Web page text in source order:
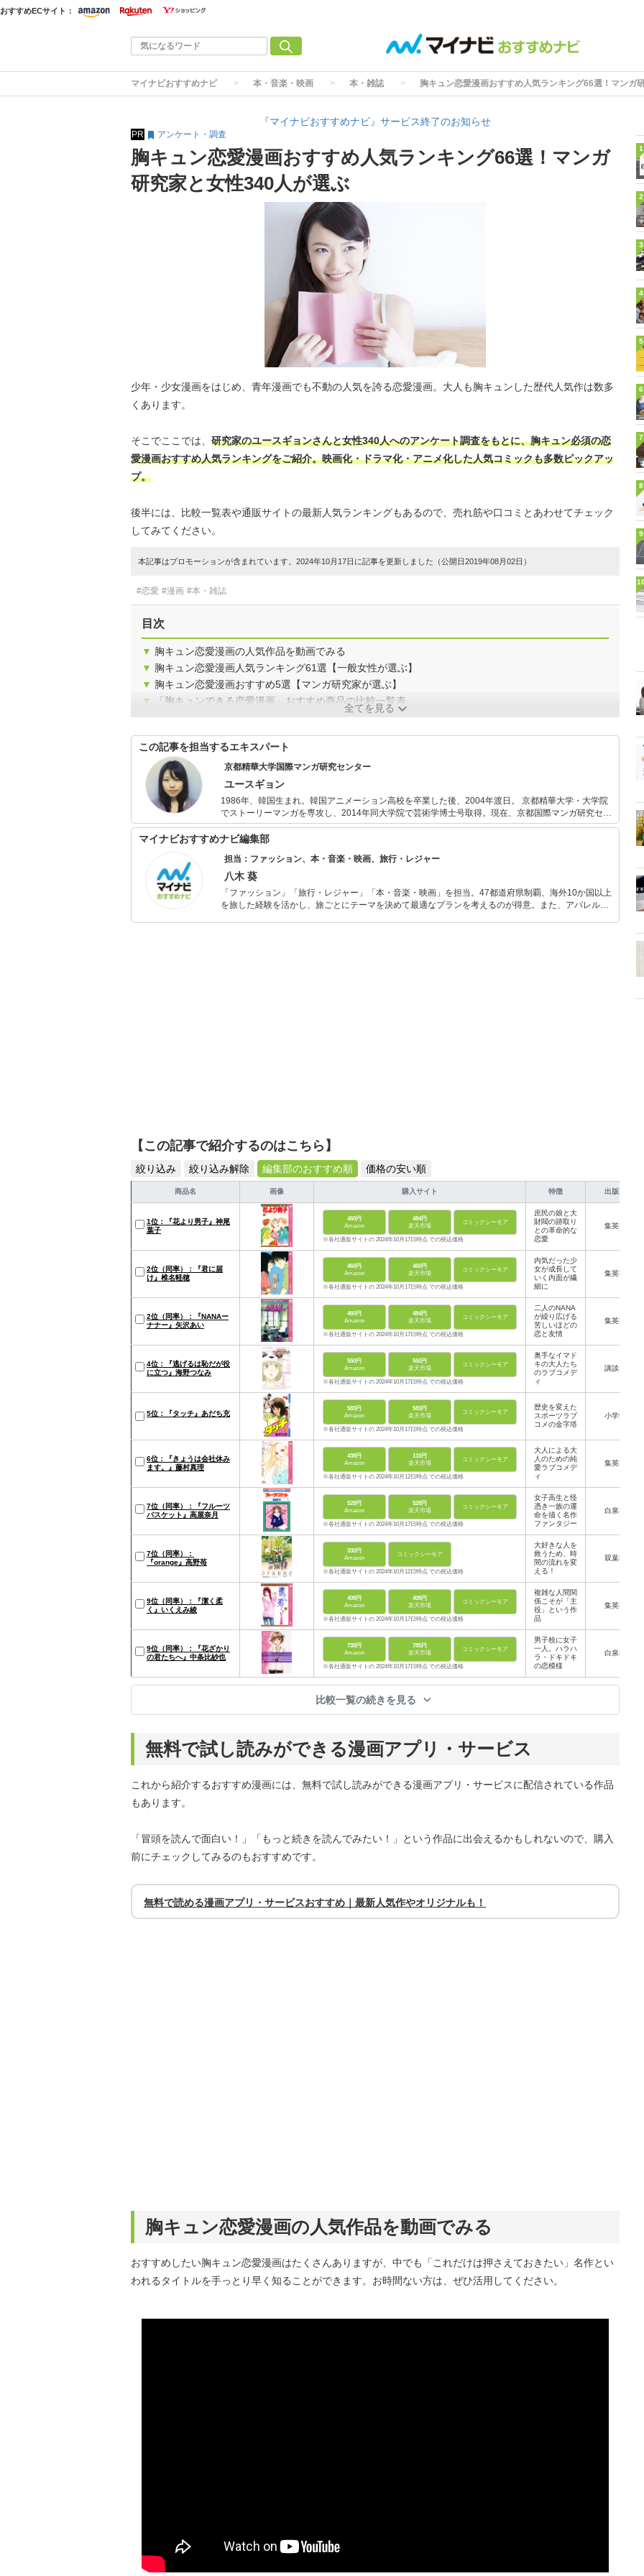
おすすめECサイト：
マイナビおすすめナビ 本・音楽・映画 本・雑誌 胸キュン恋愛漫画おすすめ人気ランキング66選！マンガ
『マイナビおすすめナビ』サービス終了のお知らせ
PR アンケート・調査
胸キュン恋愛漫画おすすめ人気ランキング66選！マンガ
研究家と女性340人が選ぶ
少年・少女漫画をはじめ、青年漫画でも不動の人気を誇る恋愛漫画。大人も胸キュンした歴代人気作は数多
くあります。
そこでここでは、 研究家のユースギョンさんと女性340人へのアンケート調査をもとに、胸キュン必須の恋
愛漫画おすすめ人気ランキングをご紹介。映画化・ドラマ化・アニメ化した人気コミックも多数ピックアッ
プ。
後半には、比較一覧表や通販サイトの最新人気ランキングもあるので、売れ筋や口コミとあわせてチェック
してみてください。
本記事はプロモーションが含まれています。2024年10月17日に記事を更新しました（公開日2019年08月02日）
#恋愛 #漫画 #本・雑誌
目次
▼ 胸キュン恋愛漫画の人気作品を動画でみる
▼ 胸キュン恋愛漫画人気ランキング61選【一般女性が選ぶ】
▼ 胸キュン恋愛漫画おすすめ5選【マンガ研究家が選ぶ】
▼
「胸キュンできる恋愛漫画」おすすめ商品の比較一覧表
全てを見る
この記事を担当するエキスパート
京都精華大学国際マンガ研究センター
ユースギョン
1986年、韓国生まれ。韓国アニメーション高校を卒業した後、2004年渡日。 京都精華大学・大学院
でストーリーマンガを専攻し、2014年同大学院で芸術学博士号取得。現在、京都国際マンガ研究セン
ター研究員。 物心ついた頃から作文や絵を描くことに興味があり、二つのことが同時に出来るマンガ
家を目指すことになった。その後、マンガ研究にも目を向け、描き手、そして外国人としての視点を
経験から、海外におけるマンガの影響力を改めて実感し、現在は国際的な面でもマンガ研究を進めて
いる。
マイナビおすすめナビ編集部
担当：ファッション、本・音楽・映画、旅行・レジャー
八木 葵
「ファッション」「旅行・レジャー」「本・音楽・映画」を担当。47都道府県制覇、海外10か国以上
を旅した経験を活かし、旅ごとにテーマを決めて最適なプランを考えるのが得意。また、アパレルシ
【この記事で紹介するのはこちら】
絞り込み 絞り込み解除 編集部のおすすめ順 価格の安い順
商品名 画像 購入サイト 特徴 出版社
1位：『花より男子』神尾
葉子
460円
Amazon
484円
楽天市場
コミックシーモア
※各社通販サイトの 2024年10月17日時点 での税込価格
庶民の娘と大
財閥の跡取り
との革命的な
恋愛
集英社
2位（同率）：『君に届
け』椎名軽穂
460円
Amazon
460円
楽天市場
コミックシーモア
※各社通販サイトの 2024年10月17日時点 での税込価格
内気だった少
女が成長して
いく内面が繊
細に
集英社
2位（同率）：『NANAー
ナナー』矢沢あい
460円
Amazon
484円
楽天市場
コミックシーモア
※各社通販サイトの 2024年10月17日時点 での税込価格
二人のNANA
が繰り広げる
苦しいほどの
恋と友情
集英社
4位：『逃げるは恥だが役
に立つ』海野つなみ
550円
Amazon
550円
楽天市場
コミックシーモア
※各社通販サイトの 2024年10月17日時点 での税込価格
奥手なイマド
キの大人たち
のラブコメデ
ィ
講談社
5位：『タッチ』あだち充
583円
Amazon
583円
楽天市場
コミックシーモア
※各社通販サイトの 2024年10月17日時点 での税込価格
歴史を変えた
スポーツラブ
コメの金字塔
小学館
6位：『きょうは会社休み
ます。』藤村真理
438円
Amazon
110円
楽天市場
コミックシーモア
※各社通販サイトの 2024年10月12日時点 での税込価格
大人による大
人のための純
愛ラブコメデ
ィ
集英社
7位（同率）：『フルーツ
バスケット』高屋奈月
528円
Amazon
528円
楽天市場
コミックシーモア
※各社通販サイトの 2024年10月17日時点 での税込価格
女子高生と怪
憑き一族の運
命を描く名作
ファンタジー
白泉社
7位（同率）：
『orange』高野苺
330円
Amazon
コミックシーモア
※各社通販サイトの 2024年10月12日時点 での税込価格
大好きな人を
救うため、時
間の流れを変
える！
双葉社
9位（同率）：『潔く柔
く』いくえみ綾
408円
Amazon
408円
楽天市場
コミックシーモア
※各社通販サイトの 2024年10月17日時点 での税込価格
複雑な人間関
係こそが「主
役」という作
品
集英社
9位（同率）：『花ざかり
の君たちへ』中条比紗也
738円
Amazon
785円
楽天市場
コミックシーモア
※各社通販サイトの 2024年10月17日時点 での税込価格
男子校に女子
一人。ハラハ
ラ・ドキドキ
の恋模様
白泉社
比較一覧の続きを見る
無料で試し読みができる漫画アプリ・サービス
これから紹介するおすすめ漫画には、無料で試し読みができる漫画アプリ・サービスに配信されている作品
もあります。
「冒頭を読んで面白い！」「もっと続きを読んでみたい！」という作品に出会えるかもしれないので、購入
前にチェックしてみるのもおすすめです。
無料で読める漫画アプリ・サービスおすすめ｜最新人気作やオリジナルも！
胸キュン恋愛漫画の人気作品を動画でみる
おすすめしたい胸キュン恋愛漫画はたくさんありますが、中でも「これだけは押さえておきたい」名作とい
われるタイトルを手っとり早く知ることができます。お時間ない方は、ぜひ活用してください。
1
2
3
4
5
6
7
8
9